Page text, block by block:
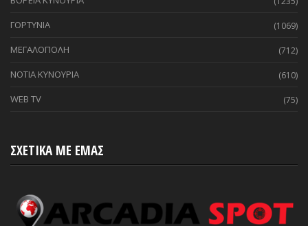
ΓΟΡΤΥΝΙΑ (1069)
ΜΕΓΑΛΟΠΟΛΗ (712)
ΝΟΤΙΑ ΚΥΝΟΥΡΙΑ (610)
WEB TV (75)
ΣΧΕΤΙΚΑ ΜΕ ΕΜΑΣ